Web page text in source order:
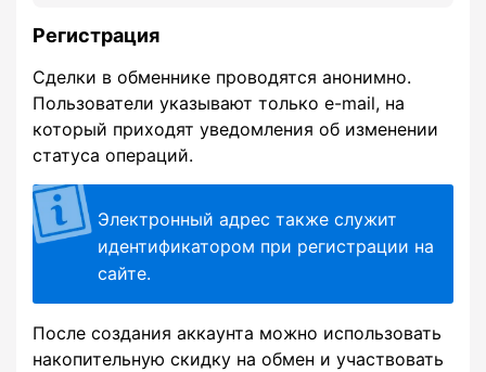
Регистрация
Сделки в обменнике проводятся анонимно.
Пользователи указывают только e-mail, на
который приходят уведомления об изменении
статуса операций.
Электронный адрес также служит
идентификатором при регистрации на
сайте.
После создания аккаунта можно использовать
накопительную скидку на обмен и участвовать